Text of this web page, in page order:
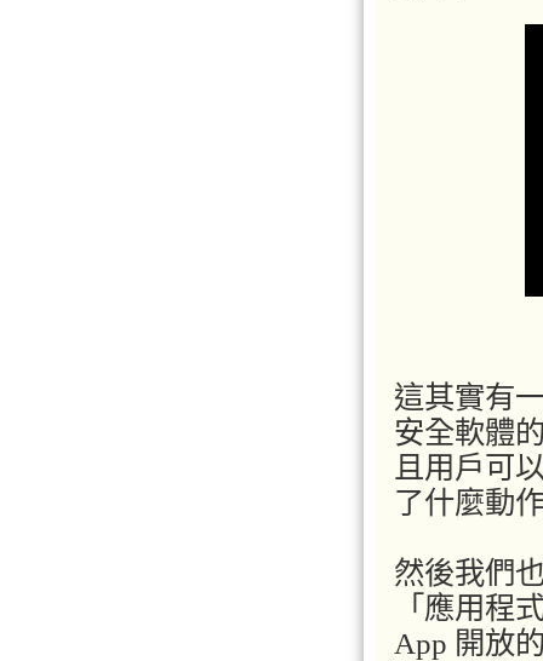
這其實有
安全軟體
且用戶可
了什麼動
然後我們
「應用程
App 開放